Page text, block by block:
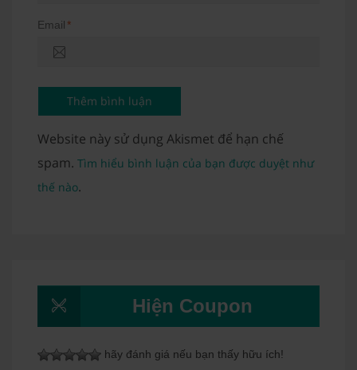
Email *
Website này sử dụng Akismet để hạn chế
spam. Tìm hiểu bình luận của bạn được duyệt như
thế nào.
Hiện Coupon
hãy đánh giá nếu bạn thấy hữu ích!